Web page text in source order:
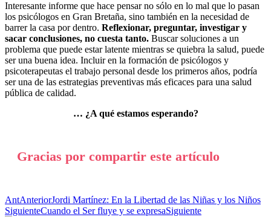
Interesante informe que hace pensar no sólo en lo mal que lo pasan
los psicólogos en Gran Bretaña, sino también en la necesidad de
barrer la casa por dentro. Reflexionar, preguntar, investigar y
sacar conclusiones, no cuesta tanto. Buscar soluciones a un
problema que puede estar latente mientras se quiebra la salud, puede
ser una buena idea. Incluir en la formación de psicólogos y
psicoterapeutas el trabajo personal desde los primeros años, podría
ser una de las estrategias preventivas más eficaces para una salud
pública de calidad.
… ¿A qué estamos esperando?
Gracias por compartir este artículo
AntAnteriorJordi Martínez: En la Libertad de las Niñas y los Niños
SiguienteCuando el Ser fluye y se expresaSiguiente